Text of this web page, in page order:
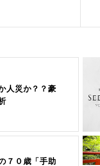
人災か？？豪
７０歳「手助